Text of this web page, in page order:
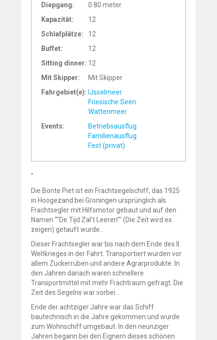
Diepgang:
0.80 meter
Kapazität:
12
Schlafplätze:
12
Buffet:
12
Sitting dinner: 12
Mit Skipper:
Mit Skipper
Fahrgebiet(e): IJsselmeer
Friesische Seen
Wattenmeer
Events:
Betriebsausflug
Familienausflug
Fest (privat)
"
Die Bonte Piet ist ein Frachtsegelschiff, das 1925
in Hoogezand bei Groningen ursprünglich als
Frachtsegler mit Hilfsmotor gebaut und auf den
Namen ""De Tijd Zal't Leeren"" (Die Zeit wird es
zeigen) getauft wurde..
Dieser Frachtsegler war bis nach dem Ende des II.
Weltkrieges in der Fahrt. Transportiert wurden vor
allem Zuckerrüben und andere Agrarprodukte. In
den Jahren danach waren schnellere
Transportmittel mit mehr Frachtraum gefragt. Die
Zeit des Segelns war vorbei...
Ende der achtziger Jahre war das Schiff
bautechnisch in die Jahre gekommen und wurde
zum Wohnschiff umgebaut. In den neunziger
Jahren begann bei den Eignern dieses schönen